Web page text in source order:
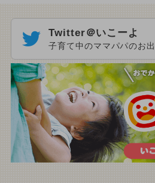
Twitter＠いこーよ
子育て中のママパパのお